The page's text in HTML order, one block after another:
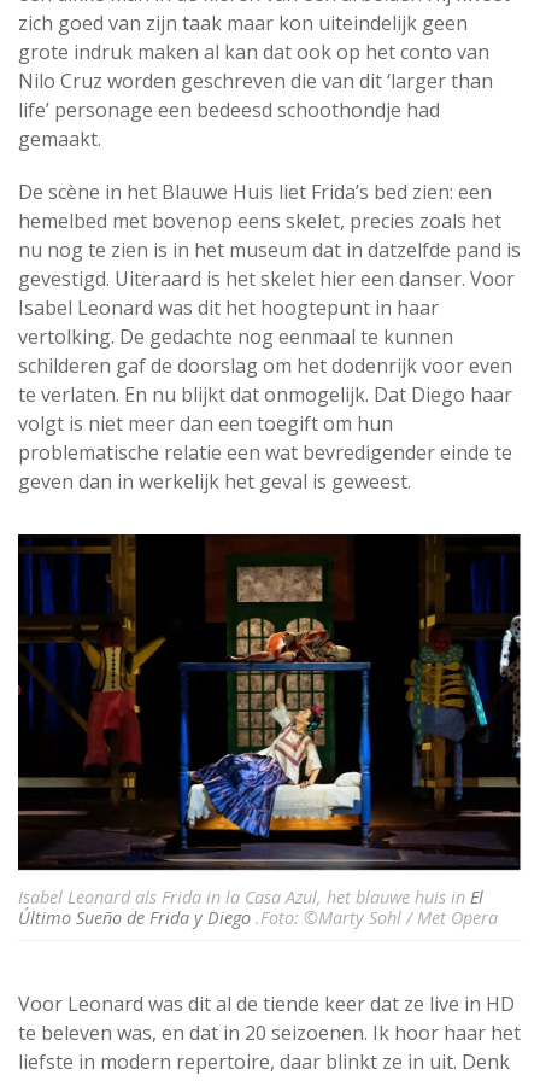
zich goed van zijn taak maar kon uiteindelijk geen
grote indruk maken al kan dat ook op het conto van
Nilo Cruz worden geschreven die van dit ‘larger than
life’ personage een bedeesd schoothondje had
gemaakt.
De scène in het Blauwe Huis liet Frida’s bed zien: een
hemelbed met bovenop eens skelet, precies zoals het
nu nog te zien is in het museum dat in datzelfde pand is
gevestigd. Uiteraard is het skelet hier een danser. Voor
Isabel Leonard was dit het hoogtepunt in haar
vertolking. De gedachte nog eenmaal te kunnen
schilderen gaf de doorslag om het dodenrijk voor even
te verlaten. En nu blijkt dat onmogelijk. Dat Diego haar
volgt is niet meer dan een toegift om hun
problematische relatie een wat bevredigender einde te
geven dan in werkelijk het geval is geweest.
Isabel Leonard als Frida in la Casa Azul, het blauwe huis in El
Último Sueño de Frida y Diego .Foto: ©Marty Sohl / Met Opera
Voor Leonard was dit al de tiende keer dat ze live in HD
te beleven was, en dat in 20 seizoenen. Ik hoor haar het
liefste in modern repertoire, daar blinkt ze in uit. Denk